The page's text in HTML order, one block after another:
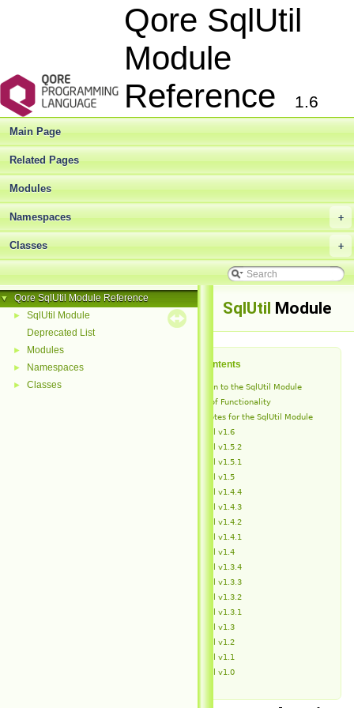
Qore SqlUtil
Module
Reference
1.6
Main Page
Related Pages
Modules
+
Namespaces
+
Classes
▼ Qore SqlUtil Module Reference
►
SqlUtil Module
Deprecated List
► Modules
► Namespaces
► Classes
SqlUtil Module
Table of Contents
Introduction to the SqlUtil Module
Overview of Functionality
Release Notes for the SqlUtil Module
SqlUtil v1.6
SqlUtil v1.5.2
SqlUtil v1.5.1
SqlUtil v1.5
SqlUtil v1.4.4
SqlUtil v1.4.3
SqlUtil v1.4.2
SqlUtil v1.4.1
SqlUtil v1.4
SqlUtil v1.3.4
SqlUtil v1.3.3
SqlUtil v1.3.2
SqlUtil v1.3.1
SqlUtil v1.3
SqlUtil v1.2
SqlUtil v1.1
SqlUtil v1.0